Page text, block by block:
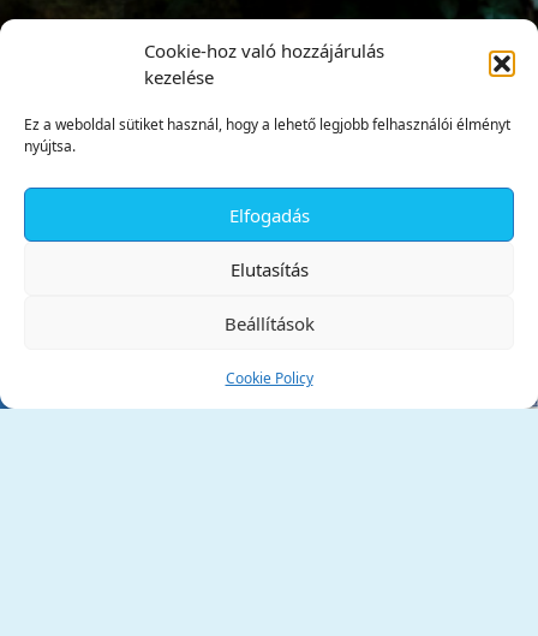
Cookie-hoz való hozzájárulás
kezelése
Ez a weboldal sütiket használ, hogy a lehető legjobb felhasználói élményt
nyújtsa.
Elfogadás
Elutasítás
Beállítások
Cookie Policy
Tata Város Önkormányzata
✕